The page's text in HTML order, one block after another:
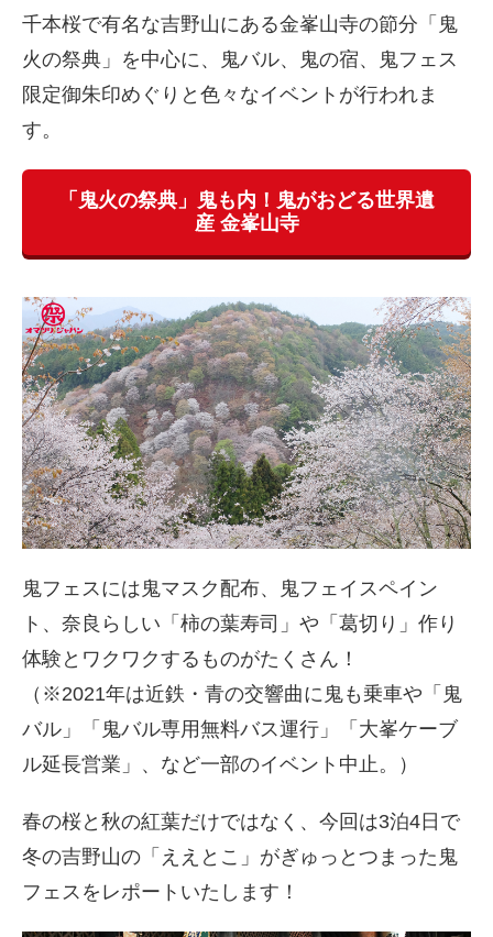
千本桜で有名な吉野山にある金峯山寺の節分「鬼
火の祭典」を中心に、鬼バル、鬼の宿、鬼フェス
限定御朱印めぐりと色々なイベントが行われま
す。
「鬼火の祭典」鬼も内！鬼がおどる世界遺
産 金峯山寺
鬼フェスには鬼マスク配布、鬼フェイスペイン
ト、奈良らしい「柿の葉寿司」や「葛切り」作り
体験とワクワクするものがたくさん！
（※2021年は近鉄・青の交響曲に鬼も乗車や「鬼
バル」「鬼バル専用無料バス運行」「大峯ケーブ
ル延長営業」、など一部のイベント中止。）
春の桜と秋の紅葉だけではなく、今回は3泊4日で
冬の吉野山の「ええとこ」がぎゅっとつまった鬼
フェスをレポートいたします！